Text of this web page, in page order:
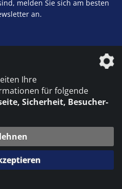
melden Sie sich am besten
an.
Media GmbH
- Internetagentur
Ihre
für folgende
Sicherheit, Besucher-